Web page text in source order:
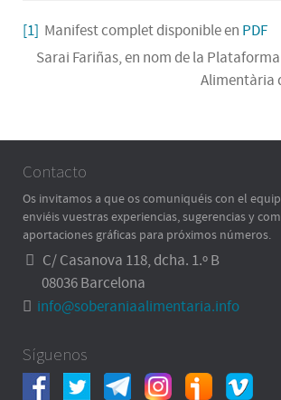
[1] Manifest complet disponible en PDF
Sarai Fariñas, en nom de la
Alimentària
Contacto
Os invitamos a que os comuniquéis con el
enviéis vuestras experiencias, sugerencias y
aportaciones gráficas para próximos números.
C/ Casanova 118, dcha. 1.º B
08036 Barcelona
info@soberaniaalimentaria.info
Síguenos